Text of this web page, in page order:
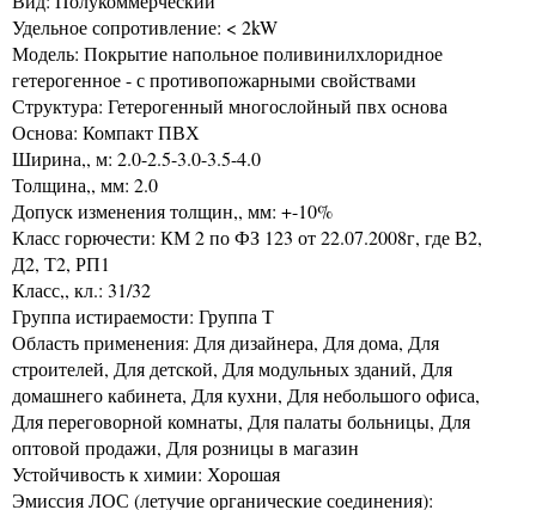
Удельное сопротивление: < 2kW
Модель: Покрытие напольное поливинилхлоридное
гетерогенное - с противопожарными свойствами
Структура: Гетерогенный многослойный пвх основа
Основа: Компакт ПВХ
Ширина,, м: 2.0-2.5-3.0-3.5-4.0
Толщина,, мм: 2.0
Допуск изменения толщин,, мм: +-10%
Класс горючести: КМ 2 по ФЗ 123 от 22.07.2008г, где В2,
Д2, Т2, РП1
Класс,, кл.: 31/32
Группа истираемости: Группа Т
Область применения: Для дизайнера, Для дома, Для
строителей, Для детской, Для модульных зданий, Для
домашнего кабинета, Для кухни, Для небольшого офиса,
Для переговорной комнаты, Для палаты больницы, Для
оптовой продажи, Для розницы в магазин
Устойчивость к химии: Хорошая
Эмиссия ЛОС (летучие органические соединения):